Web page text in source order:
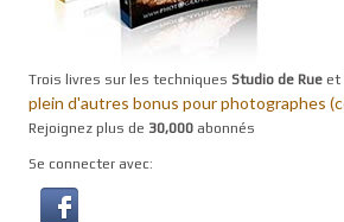
Trois livres sur les techniques Studio de Rue et
plein d'autres bonus pour photographes
Rejoignez plus de 30,000 abonnés
Se connecter avec: